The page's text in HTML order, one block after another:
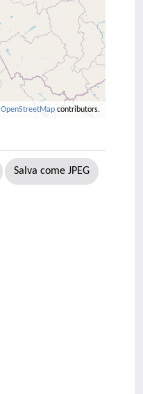
OpenStreetMap contributors.
Salva come JPEG